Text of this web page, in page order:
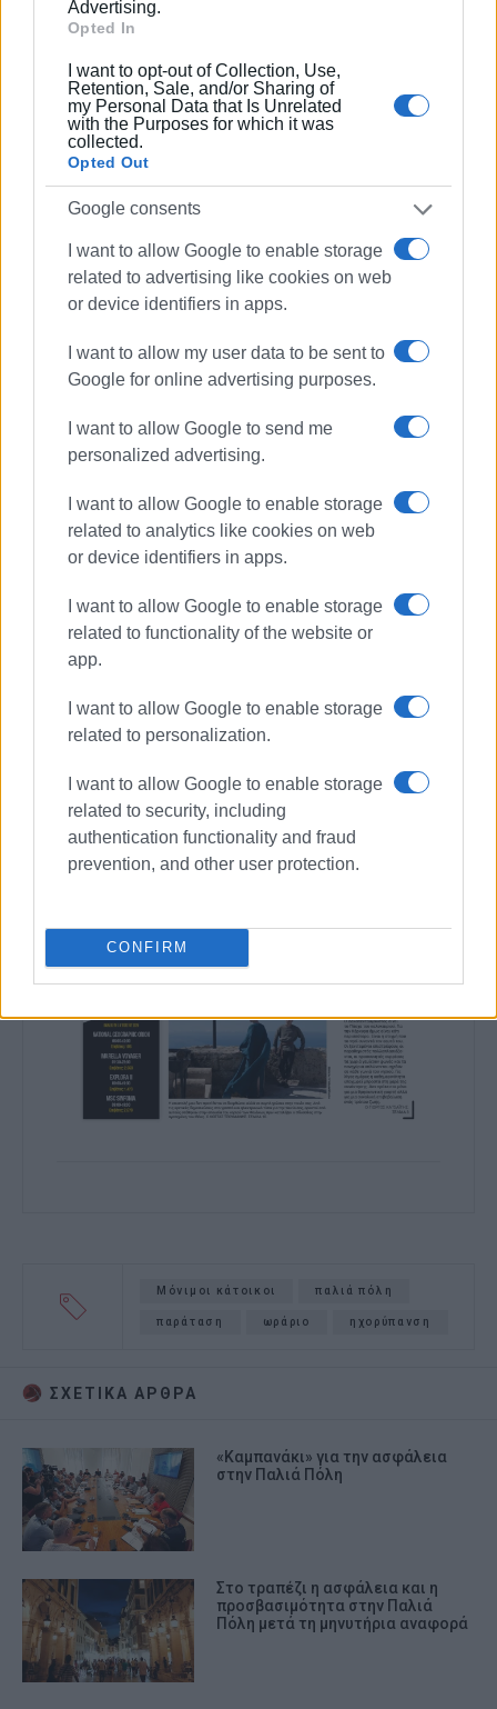
Advertising.
Opted In
I want to opt-out of Collection, Use,
Retention, Sale, and/or Sharing of
my Personal Data that Is Unrelated
with the Purposes for which it was
collected.
Opted Out
Google consents
I want to allow Google to enable storage
related to advertising like cookies on web
or device identifiers in apps.
I want to allow my user data to be sent to
Google for online advertising purposes.
I want to allow Google to send me
personalized advertising.
I want to allow Google to enable storage
related to analytics like cookies on web
or device identifiers in apps.
I want to allow Google to enable storage
related to functionality of the website or
app.
I want to allow Google to enable storage
related to personalization.
I want to allow Google to enable storage
related to security, including
authentication functionality and fraud
prevention, and other user protection.
CONFIRM
του συγχρωτισμού εφαρμόστηκε πιστά το όριο αυτό
της 11ης νυχτερινής, δεν παρουσιάστηκε κανένα
πρόβλημα στη προσέλευση πελατών στα καταστήματα,
η οποία ήταν σε ψηλά επίπεδα.
Είμαστε στη διάθεση σας όπως πάντα για κάθε
επεξήγηση και διευκρίνηση.
Με εκτίμηση για το ΔΣ του Συλλόγου Μονίμων
Κατοίκων Παλιάς Πόλης Κέρκυρας.
Ν. Ολύμπιος
Εμφανίσεις: 67
Ακολουθήστε το enimerosi στο Facebook
Μόνιμοι κάτοικοι παλιά πόλη
παράταση ωράριο ηχορύπανση
ΣΧΕΤΙΚA AΡΘΡΑ
«Καμπανάκι» για την ασφάλεια
στην Παλιά Πόλη
Στο τραπέζι η ασφάλεια και η
προσβασιμότητα στην Παλιά
Πόλη μετά τη μηνυτήρια αναφορά